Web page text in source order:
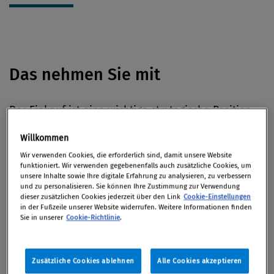
Das nehmen Sie mit
Der Einkauf ist eine wichtige strategische Position
Risiken ausgesetzt. Laut einer repräsentativen
Studie sehen sich weniger als die Hälfte der
Einkaufsleiter*innen in der Lage, die Risiken
angemessen zu beherrschen.
Holen Sie sich die nötige Expertise zu Recht und
Orientierung und Sicherheit.
Willkommen
Wir verwenden Cookies, die erforderlich sind, damit unsere Website
funktioniert. Wir verwenden gegebenenfalls auch zusätzliche Cookies, um
unsere Inhalte sowie Ihre digitale Erfahrung zu analysieren, zu verbessern
und zu personalisieren. Sie können Ihre Zustimmung zur Verwendung
dieser zusätzlichen Cookies jederzeit über den Link Cookie-Einstellungen
in der Fußzeile unserer Website widerrufen. Weitere Informationen finden
Sie in unserer Cookie-Richtlinie.
Zusätzliche Cookies ablehnen Alle Cookies akzeptieren